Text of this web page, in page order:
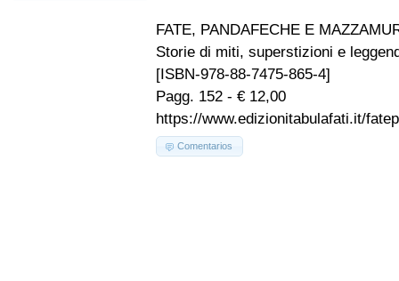
FATE, PANDAFECHE E
Storie di miti, superstizioni e
[ISBN-978-88-7475-865-4]
Pagg. 152 - € 12,00
https://www.edizionitabulafati.it/
Comentarios